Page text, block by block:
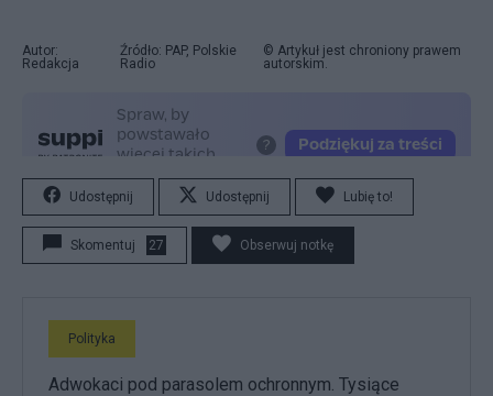
Autor:
Redakcja
Źródło: PAP, Polskie
Radio
© Artykuł jest chroniony prawem
autorskim.
Udostępnij Udostępnij Lubię to!
Skomentuj 27 Obserwuj notkę
Polityka
Adwokaci pod parasolem ochronnym. Tysiące